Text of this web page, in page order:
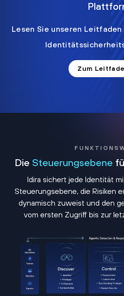
Lesen Sie unseren
Zum
Die Steuerungsebene
Idira sichert jede Identität
Steuerungsebene, die Risiken
dynamisch zuweist und den
vom ersten Zugriff bis zur